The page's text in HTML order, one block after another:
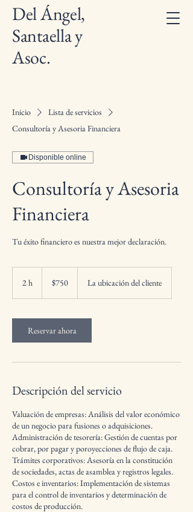
Del Ángel,
Santaella y
Asoc.
Inicio
Lista de servicios
Consultoría y Asesoria Financiera
Disponible online
Consultoría y Asesoria
Financiera
Tu éxito financiero es nuestra mejor declaración.
2 h
mexicanos
$750 La ubicación del cliente
Reservar ahora
Descripción del servicio
Valuación de empresas: Análisis del valor económico
de un negocio para fusiones o adquisiciones.
Administración de tesorería: Gestión de cuentas por
cobrar, por pagar y poroyecciones de flujo de caja.
Trámites corporativos: Asesoría en la constitución
de sociedades, actas de asamblea y registros legales.
Costos e inventarios: Implementación de sistemas
para el control de inventarios y determinación de
costos de producción.